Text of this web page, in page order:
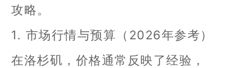
攻略。
1. 市场行情与预算（2026年参考）
在洛杉矶，价格通常反映了经验，